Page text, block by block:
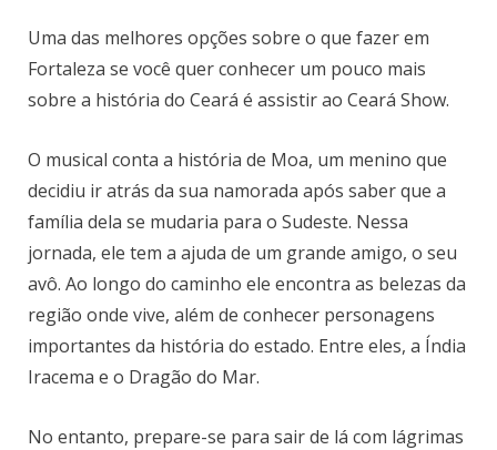
Uma das melhores opções sobre o que fazer em
Fortaleza se você quer conhecer um pouco mais
sobre a história do Ceará é assistir ao Ceará Show.
O musical conta a história de Moa, um menino que
decidiu ir atrás da sua namorada após saber que a
família dela se mudaria para o Sudeste. Nessa
jornada, ele tem a ajuda de um grande amigo, o seu
avô. Ao longo do caminho ele encontra as belezas da
região onde vive, além de conhecer personagens
importantes da história do estado. Entre eles, a Índia
Iracema e o Dragão do Mar.
No entanto, prepare-se para sair de lá com lágrimas